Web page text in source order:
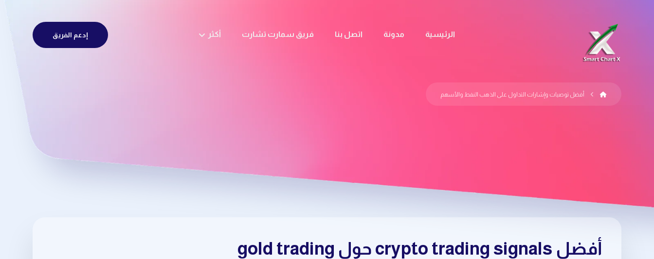
الرئيسية مدونة اتصل بنا فريق سمارت تشارت أكثر إدعم الفريق
أفضل توصيات وإشارات التداول على الذهب النفط والأسهم
أفضل crypto trading signals حول gold trading